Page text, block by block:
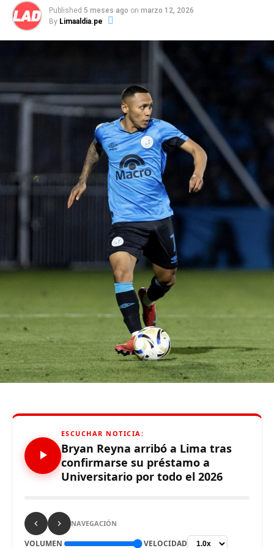
equipo.
La información señala que Autuori se mantiene al
mando del primer equipo celeste, con miras al partido
de este domingo ante Sport Boys de local, por la sétima
fecha del Torneo Apertura de la Liga 1. Eso sí, expresó
su molestia a la interna ante el rendimiento que
tuvieron los jugadores a lo largo del partido ante los
venezolanos.
Paulo Autuori, expresó su malestar en la conferencia de
prensa tras la clasificación a la fase de grupos por el mal
desempeño del equipo, señalando incluso, que no
merecieron haber superado de fase.
“Se pasa para otra
fase, excelente, para el club es bueno pero lo que
nosotros jugamos hoy día no era para pasar
Esto es
muy corto para nosotros,el equipo no puede tener un
partido como local, tener una ventaja y hacer el primer
tiempo qu
hizo”,enfatizó el técnico.
De otro lado, se reportó que supuestos hinchas de
Sporting Cristal realizaron pintas y ciertos daños en los
alrededores del Estadio Alejandro Villanueva – Matute,
durante el partido ante Carabobo por Copa Libertadores
2026. Con este panorama, se abre la posibilidad de que
Alianza Lima no preste nuevamente el recinto deportivo
a los celestes, por lo que se abre una nueva posibilidad
Comparte esto:
Published 5 meses ago on marzo 12, 2026
By Limaaldia.pe
ESCUCHAR NOTICIA:
Bryan Reyna arribó a Lima tras
confirmarse su préstamo a
Universitario por todo el 2026
NAVEGACIÓN
VOLUMEN VELOCIDAD